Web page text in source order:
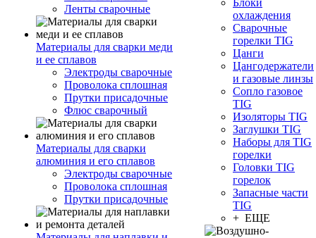
Ленты сварочные
Материалы для сварки меди
и ее сплавов
Электроды сварочные
Проволока сплошная
Прутки присадочные
Флюс сварочный
Материалы для сварки
алюминия и его сплавов
Электроды сварочные
Проволока сплошная
Прутки присадочные
Блоки
охлаждения
Сварочные
горелки TIG
Цанги
Цангодержатели
и газовые линзы
Сопло газовое
TIG
Изоляторы TIG
Заглушки TIG
Наборы для TIG
горелки
Головки TIG
горелок
Запасные части
TIG
+ ЕЩЕ